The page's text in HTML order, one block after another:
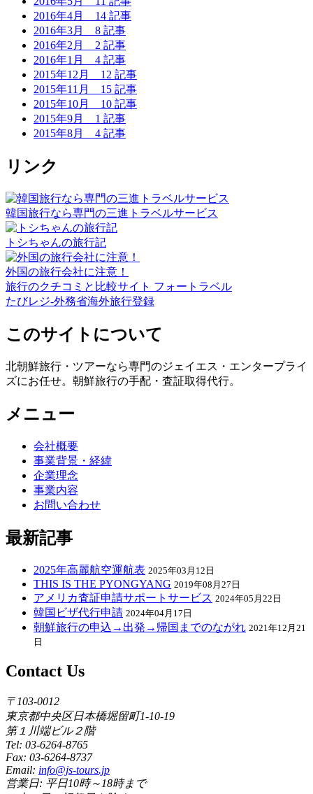
2016年4月 14 記事
2016年3月 8 記事
2016年2月 2 記事
2016年1月 4 記事
2015年12月 12 記事
2015年11月 15 記事
2015年10月 10 記事
2015年9月 1 記事
2015年8月 4 記事
リンク
韓国旅行なら専門の三進トラベルサービス
トシちゃんの旅行記
外国の旅行会社に注意！
旅行のクチコミと比較サイト フォートラベル
たびレジ-外務省海外旅行登録
このサイトについて
北朝鮮旅行・ツアーなら専門のジェイエス・エンタープライ
ズにお任せ。朝鮮旅行の手配・査証取得代行。
メニュー
会社概要
事業背景・経緯
企業理念
事業内容
お問い合わせ
最新記事
2025年高麗航空運航表 2025年03月12日
THIS IS THE PYONGYANG 2019年08月27日
アメリカ査証申請サポートサービス 2024年05月22日
韓国ビザ代行申請 2024年04月17日
朝鮮旅行の申込→出発→帰国までのながれ 2021年12月21
日
Contact Us
〒103-0012
東京都中央区日本橋堀留町1-10-19
第１川端ビル２階
Tel: 03-6264-8765
Fax: 03-6264-8737
Email: info@js-tours.jp
営業日: 平日10時～18時まで